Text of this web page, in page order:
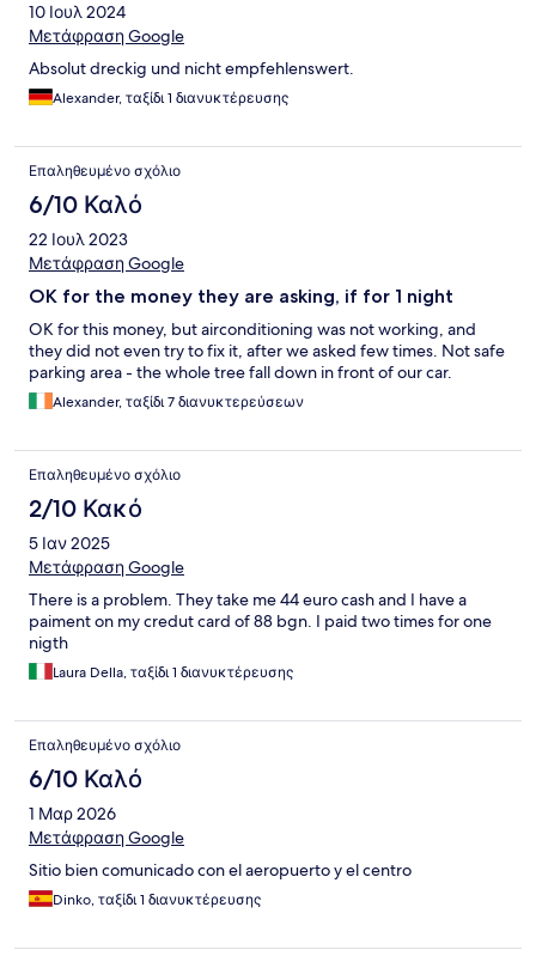
10 Ιουλ 2024
Μετάφραση Google
Absolut dreckig und nicht empfehlenswert.
Alexander, ταξίδι 1 διανυκτέρευσης
Επαληθευμένο σχόλιο
6/10 Καλό
22 Ιουλ 2023
Μετάφραση Google
OK for the money they are asking, if for 1 night
OK for this money, but airconditioning was not working, and
they did not even try to fix it, after we asked few times. Not safe
parking area - the whole tree fall down in front of our car.
Alexander, ταξίδι 7 διανυκτερεύσεων
Επαληθευμένο σχόλιο
2/10 Κακό
5 Ιαν 2025
Μετάφραση Google
There is a problem. They take me 44 euro cash and I have a
paiment on my credut card of 88 bgn. I paid two times for one
nigth
Laura Della, ταξίδι 1 διανυκτέρευσης
Επαληθευμένο σχόλιο
6/10 Καλό
1 Μαρ 2026
Μετάφραση Google
Sitio bien comunicado con el aeropuerto y el centro
Dinko, ταξίδι 1 διανυκτέρευσης